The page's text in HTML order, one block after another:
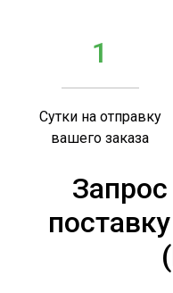
1
Сутки на отправку
вашего заказа